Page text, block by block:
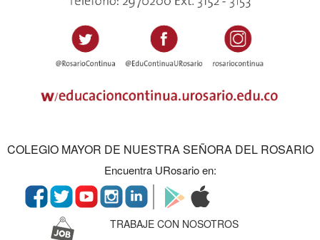
COLEGIO MAYOR DE NUESTRA SEÑORA DEL ROSARIO
Encuentra URosario en:
TRABAJE CON NOSOTROS